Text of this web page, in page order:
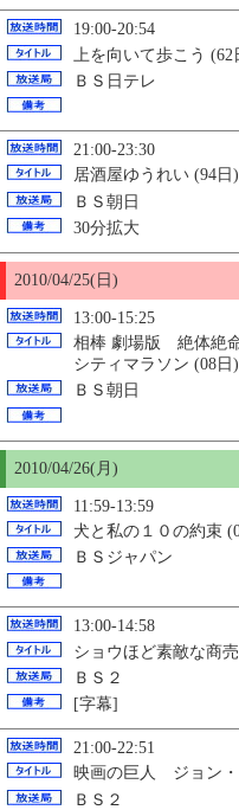
19:00-20:54
上を向いて歩こう (62
ＢＳ日テレ
21:00-23:30
居酒屋ゆうれい (94日)
ＢＳ朝日
30分拡大
2010/04/25(日)
13:00-15:25
相棒 劇場版 絶体絶
シティマラソン (08日)
ＢＳ朝日
2010/04/26(月)
11:59-13:59
犬と私の１０の約束
ＢＳジャパン
13:00-14:58
ショウほど素敵な商
ＢＳ２
[字幕]
21:00-22:51
映画の巨人 ジョン・
ＢＳ２